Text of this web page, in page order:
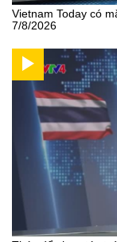
Vietnam Today có
7/8/2026